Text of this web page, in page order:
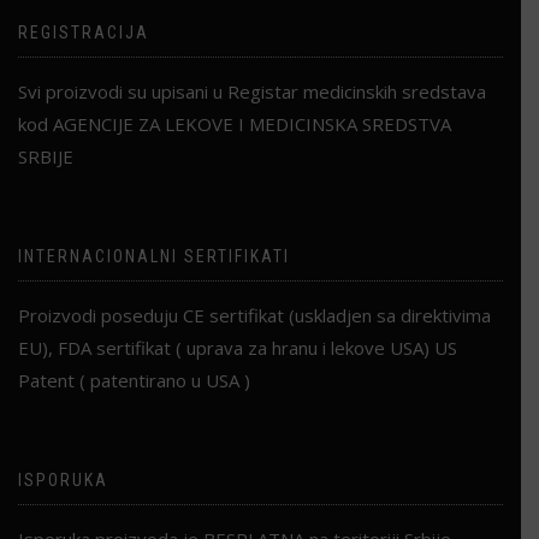
REGISTRACIJA
Svi proizvodi su upisani u Registar medicinskih sredstava
kod AGENCIJE ZA LEKOVE I MEDICINSKA SREDSTVA
SRBIJE
INTERNACIONALNI SERTIFIKATI
Proizvodi poseduju CE sertifikat (uskladjen sa direktivima
EU), FDA sertifikat ( uprava za hranu i lekove USA) US
Patent ( patentirano u USA )
ISPORUKA